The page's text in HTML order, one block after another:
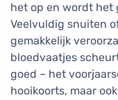
het op en wordt het
Veelvuldig snuiten
gemakkelijk
bloedvaatjes
goed – het
hooikoorts, maar